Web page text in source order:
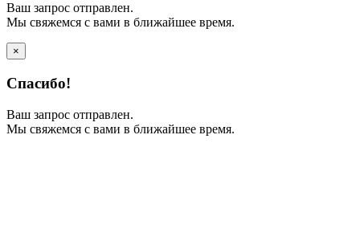
Ваш запрос отправлен.
Мы свяжемся с вами в ближайшее время.
×
Спасибо!
Ваш запрос отправлен.
Мы свяжемся с вами в ближайшее время.